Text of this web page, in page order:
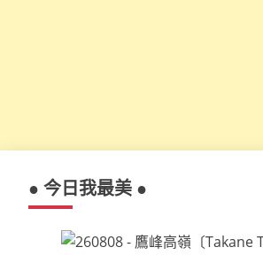
● 今日我最美 ●